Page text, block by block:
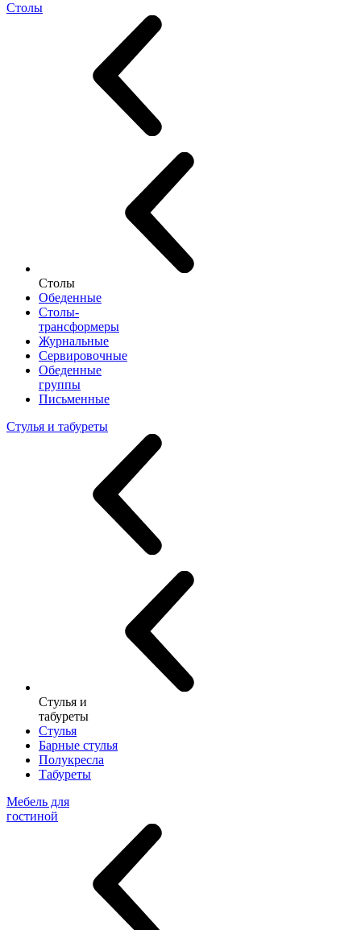
Столы
Столы
Обеденные
Столы-
трансформеры
Журнальные
Сервировочные
Обеденные
группы
Письменные
Стулья и табуреты
Стулья и
табуреты
Стулья
Барные стулья
Полукресла
Табуреты
Мебель для
гостиной